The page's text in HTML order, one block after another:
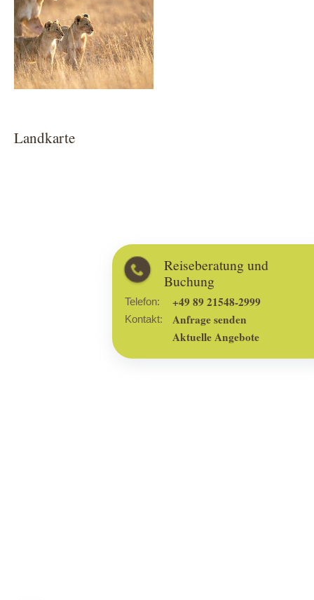
Reiseberatung und
Buchung
Telefon: +49 89 21548-2999
Kontakt:
Anfrage senden
Aktuelle Angebote
Landkarte